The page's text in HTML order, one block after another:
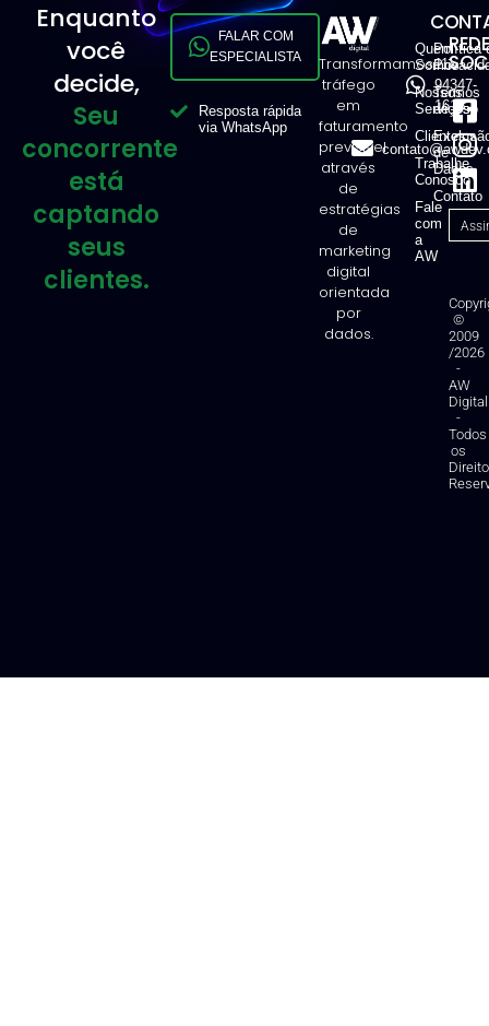
Enquanto
você
decide,
Seu
concorrente
está
captando
seus
clientes.
FALAR COM
ESPECIALISTA
Resposta rápida
via WhatsApp
Transformamos
tráfego
em
faturamento
previsível
através
de
estratégias
de
marketing
digital
orientada
por
dados.
Quem
Somos
Nossos
Serviços
Clientes
Trabalhe
Conosco
Fale
com
a
AW
Política
Termos
de Uso
de
Dados
Contato
11
94347-
1616
©
2009
/2026
-
AW
Digital
-
Todos
os